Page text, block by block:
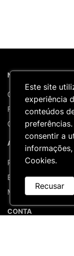
NICARCEL
Quem Somos
Formações
Contactos
APOIO AO CLIENTE
Perguntas
Entregas &
Mapa do site
CONTA
Este site
experiência
conteúdos
consentir a
Cookies.
Recusar